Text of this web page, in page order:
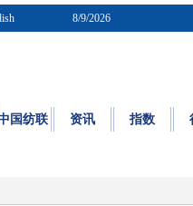
8/9/2026
国纺联 资讯 指数